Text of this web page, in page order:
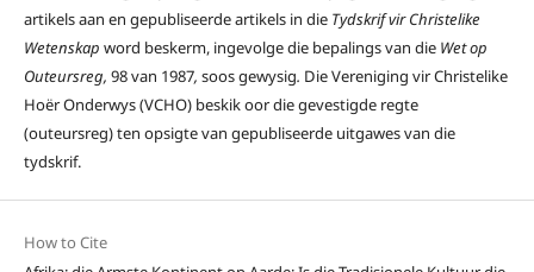
artikels aan en gepubliseerde artikels in die Tydskrif vir Christelike
Wetenskap word beskerm, ingevolge die bepalings van dieWet op
Outeursreg, 98 van 1987, soos gewysig. Die Vereniging vir Christelike
Hoër Onderwys (VCHO) beskik oor die gevestigde regte
(outeursreg) ten opsigte van gepubliseerde uitgawes van die
tydskrif.
How to Cite